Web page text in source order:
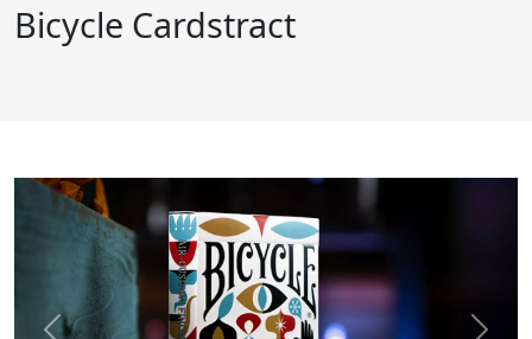
Bicycle Cardstract
Előző kép